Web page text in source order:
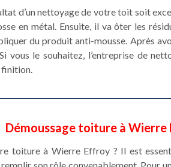
d’un nettoyage de votre toit soit
en métal. Ensuite, il va ôter les
du produit anti-mousse. Après
vous le souhaitez, l’entreprise de
finition.
Démoussage toiture à
toiture à Wierre Effroy ? Il est